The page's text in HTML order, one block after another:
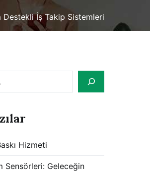
İş Takip Sistemleri
Hizmeti
Sensörleri: Geleceğin